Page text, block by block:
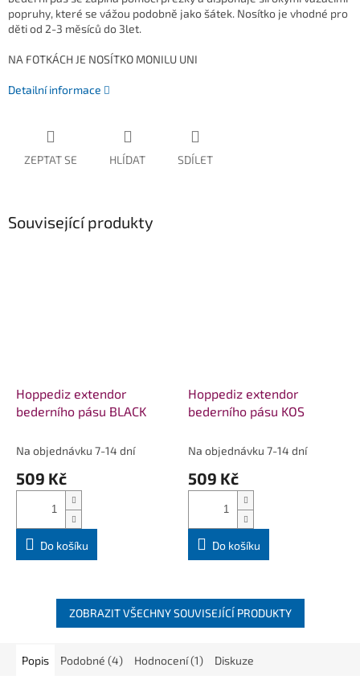
popruhy, které se vážou podobně jako šátek. Nosítko je vhodné pro
děti od 2-3 měsíců do 3let.
NA FOTKÁCH JE NOSÍTKO MONILU UNI
Detailní informace
ZEPTAT SE HLÍDAT SDÍLET
Související produkty
Hoppediz extendor
bederního pásu BLACK
Na objednávku 7-14 dní
509 Kč
Do košíku
Hoppediz extendor
bederního pásu KOS
Na objednávku 7-14 dní
509 Kč
Do košíku
ZOBRAZIT VŠECHNY SOUVISEJÍCÍ PRODUKTY
Popis Podobné (4) Hodnocení (1) Diskuze